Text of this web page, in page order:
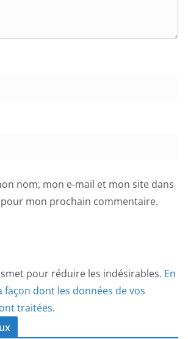
nom, mon e-mail et mon site dans
mon prochain commentaire.
pour réduire les indésirables. En
façon dont les données de vos
traitées.